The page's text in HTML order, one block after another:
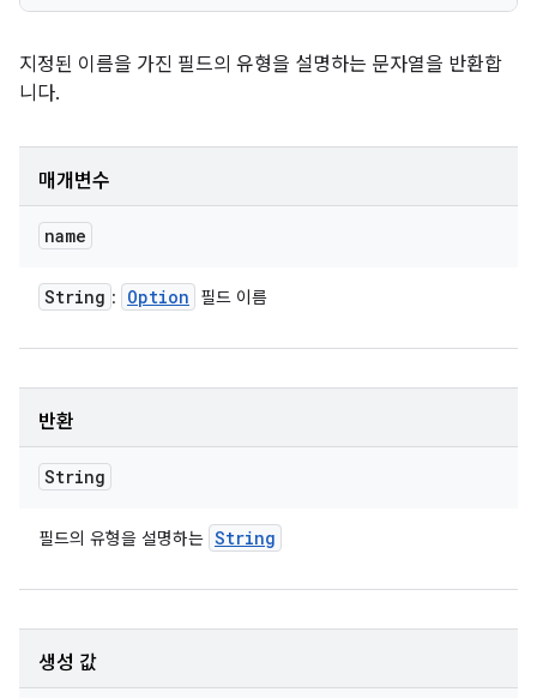
지정된 이름을 가진 필드의 유형을 설명하는 문자열을 반환합
니다.
매개변수
name
String : Option 필드 이름
반환
String
필드의 유형을 설명하는 String
생성 값